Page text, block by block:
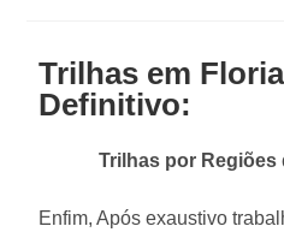
Trilhas em
Definitivo:
Trilhas por
Enfim, Após exaustivo